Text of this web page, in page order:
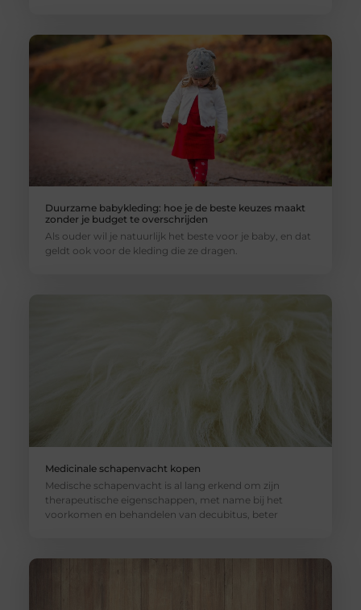
Duurzame babykleding: hoe je de beste keuzes maakt
zonder je budget te overschrijden
Als ouder wil je natuurlijk het beste voor je baby, en dat
geldt ook voor de kleding die ze dragen.
Medicinale schapenvacht kopen
Medische schapenvacht is al lang erkend om zijn
therapeutische eigenschappen, met name bij het
voorkomen en behandelen van decubitus, beter